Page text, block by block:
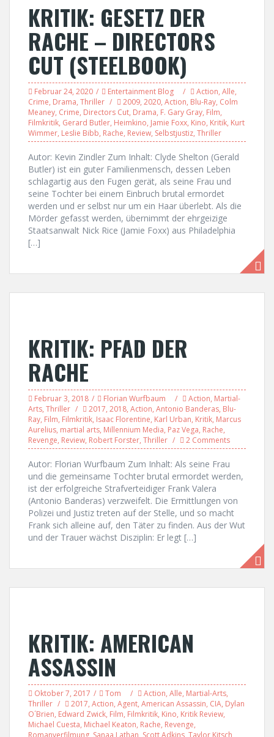
KRITIK: GESETZ DER
RACHE – DIRECTORS
CUT (STEELBOOK)
Februar 24, 2020 Entertainment Blog Action, Alle,
Crime, Drama, Thriller 2009, 2020, Action, Blu-Ray, Colm
Meaney, Crime, Directors Cut, Drama, F. Gary Gray, Film,
Filmkritik, Gerard Butler, Heimkino, Jamie Foxx, Kino, Kritik, Kurt
Wimmer, Leslie Bibb, Rache, Review, Selbstjustiz, Thriller
Autor: Kevin Zindler Zum Inhalt: Clyde Shelton (Gerald
Butler) ist ein guter Familienmensch, dessen Leben
schlagartig aus den Fugen gerät, als seine Frau und
seine Tochter bei einem Einbruch brutal ermordet
werden und er selbst nur um ein Haar überlebt. Als die
Mörder gefasst werden, übernimmt der ehrgeizige
Staatsanwalt Nick Rice (Jamie Foxx) aus Philadelphia
[…]
KRITIK: PFAD DER
RACHE
Februar 3, 2018 Florian Wurfbaum Action, Martial-
Arts, Thriller 2017, 2018, Action, Antonio Banderas, Blu-
Ray, Film, Filmkritik, Isaac Florentine, Karl Urban, Kritik, Marcus
Aurelius, martial arts, Millennium Media, Paz Vega, Rache,
Revenge, Review, Robert Forster, Thriller 2 Comments
Autor: Florian Wurfbaum Zum Inhalt: Als seine Frau
und die gemeinsame Tochter brutal ermordet werden,
ist der erfolgreiche Strafverteidiger Frank Valera
(Antonio Banderas) verzweifelt. Die Ermittlungen von
Polizei und Justiz treten auf der Stelle, und so macht
Frank sich alleine auf, den Täter zu finden. Aus der Wut
und der Trauer wächst Disziplin: Er legt […]
KRITIK: AMERICAN
ASSASSIN
Oktober 7, 2017 Tom Action, Alle, Martial-Arts,
Thriller
2017, Action, Agent, American Assassin, CIA, Dylan
O´Brien, Edward Zwick, Film, Filmkritik, Kino, Kritik Review,
Michael Cuesta, Michael Keaton, Rache, Revenge,
Romanverfilmung Sanaa Lathan Scott Adkins Taylor Kitsch